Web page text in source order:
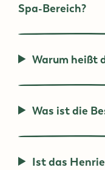
Spa-Bereich?
Warum heißt
Was ist die
Ist das